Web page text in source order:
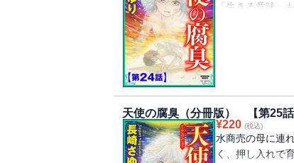
「生きる意味」
彼女がもう子供
Vol.35』に収録
天使の腐臭（分冊版） 【第25話
¥220 (税込)
水商売の母に連
く、押し入れで